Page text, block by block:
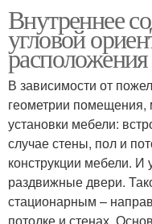
Внутреннее
угловой
расположения
В зависимости от
геометрии
установки мебели:
случае стены, пол и
конструкции мебели. И
раздвижные двери.
стационарным –
потолке и стенах.